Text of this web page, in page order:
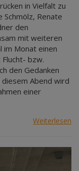
in Vielfalt zu
Schmölz, Renate
den
mit weiteren
im Monat einen
bzw.
den Gedanken
Abend wird
einer
Weiterlesen